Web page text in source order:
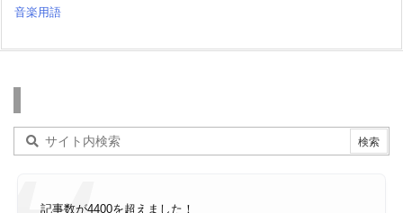
音楽用語
記事数が4400を超えました！